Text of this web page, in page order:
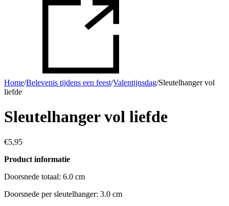
Home/Belevenis tijdens een feest/Valentijnsdag/Sleutelhanger vol
liefde
Sleutelhanger vol liefde
€5,95
Product informatie
Doorsnede totaal: 6.0 cm
Doorsnede per sleutelhanger: 3.0 cm